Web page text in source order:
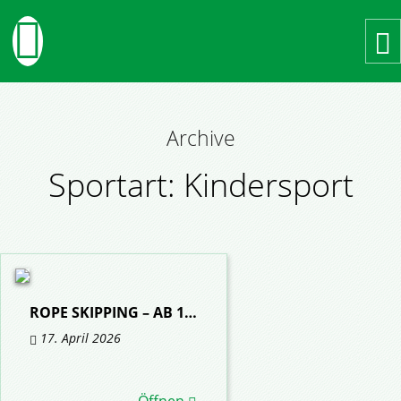
Archive
Sportart: Kindersport
ROPE SKIPPING – AB 1…
17. April 2026